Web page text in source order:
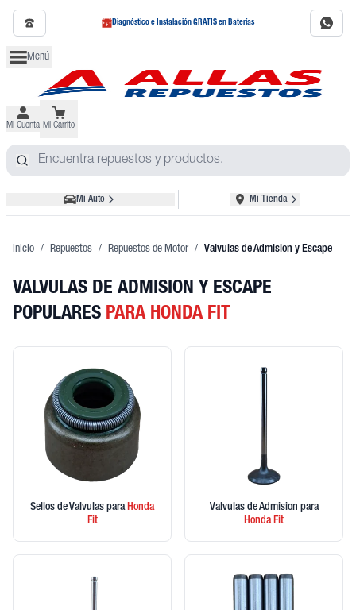
Diagnóstico e Instalación GRATIS en Baterías
Menú
Mi Cuenta Mi Carrito
Mi Auto Mi Tienda
Inicio / Repuestos / Repuestos de Motor / Valvulas de Admision y Escape
VALVULAS DE ADMISION Y ESCAPE
POPULARES PARA HONDA FIT
Sellos de Valvulas paraHonda
Fit
Valvulas de Admision para
HondaFit